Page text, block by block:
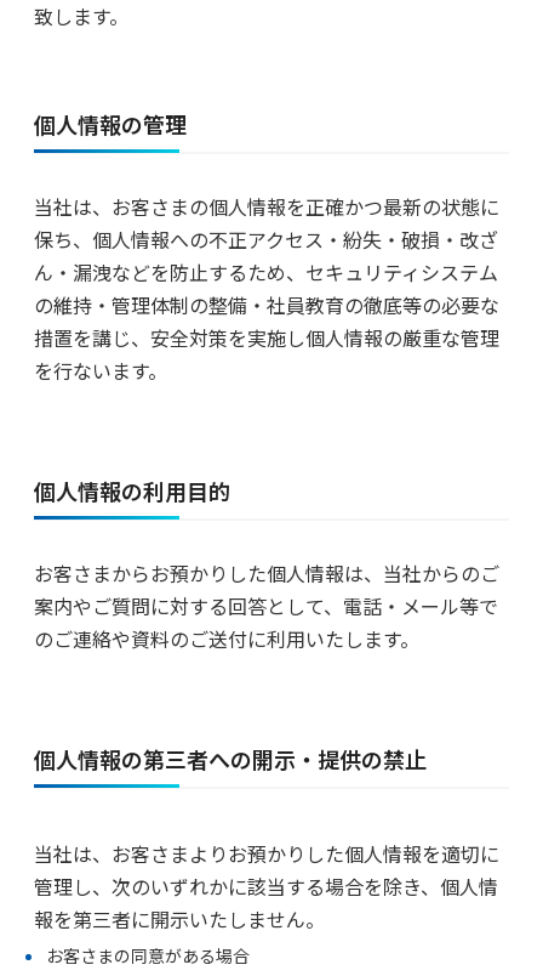
致します。
個人情報の管理
当社は、お客さまの個人情報を正確かつ最新の状態に
保ち、個人情報への不正アクセス・紛失・破損・改ざ
ん・漏洩などを防止するため、セキュリティシステム
の維持・管理体制の整備・社員教育の徹底等の必要な
措置を講じ、安全対策を実施し個人情報の厳重な管理
を行ないます。
個人情報の利用目的
お客さまからお預かりした個人情報は、当社からのご
案内やご質問に対する回答として、電話・メール等で
のご連絡や資料のご送付に利用いたします。
個人情報の第三者への開示・提供の禁止
当社は、お客さまよりお預かりした個人情報を適切に
管理し、次のいずれかに該当する場合を除き、個人情
報を第三者に開示いたしません。
お客さまの同意がある場合